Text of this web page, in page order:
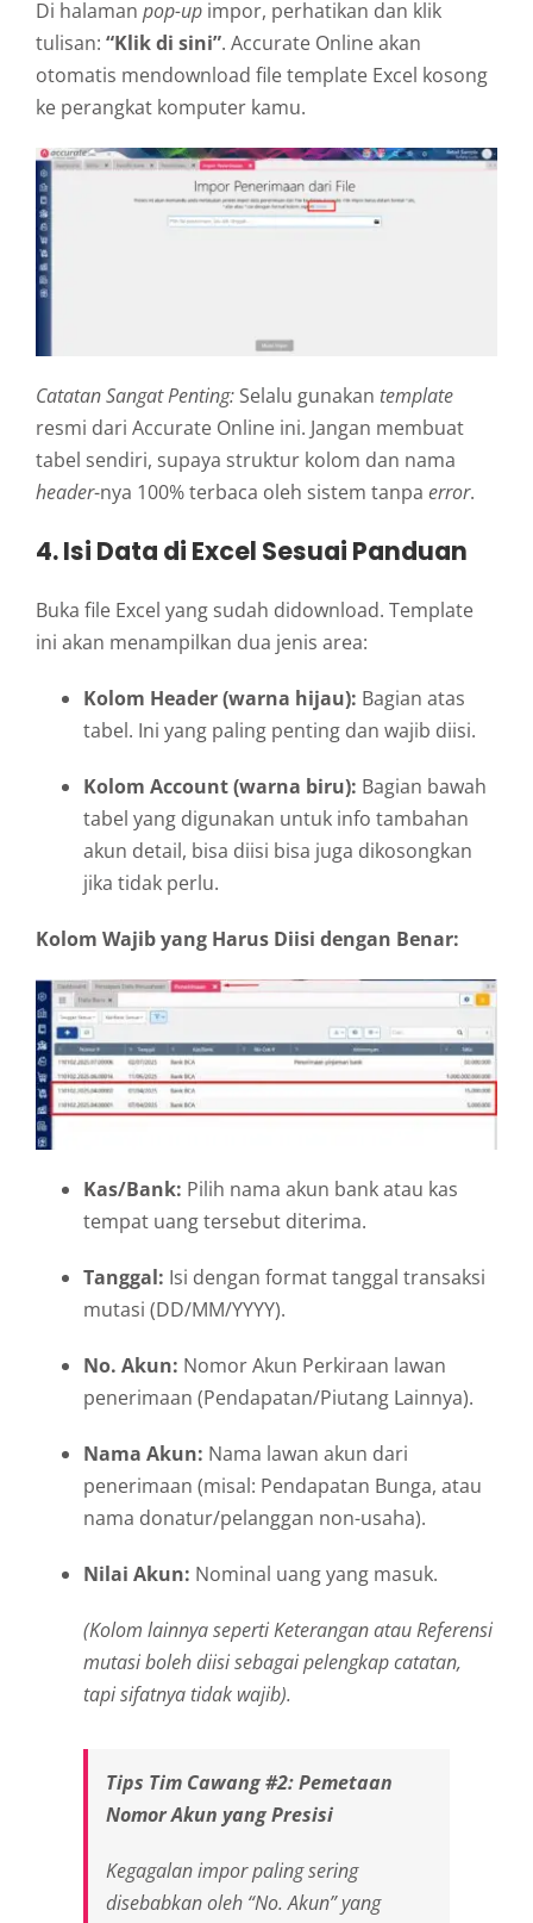
Di halaman pop-up impor, perhatikan dan klik
tulisan: “Klik di sini”. Accurate Online akan
otomatis mendownload file template Excel kosong
ke perangkat komputer kamu.
Catatan Sangat Penting: Selalu gunakan template
resmi dari Accurate Online ini. Jangan membuat
tabel sendiri, supaya struktur kolom dan nama
header-nya 100% terbaca oleh sistem tanpa error.
4. Isi Data di Excel Sesuai Panduan
Buka file Excel yang sudah didownload. Template
ini akan menampilkan dua jenis area:
Kolom Header (warna hijau): Bagian atas
tabel. Ini yang paling penting dan wajib diisi.
Kolom Account (warna biru): Bagian bawah
tabel yang digunakan untuk info tambahan
akun detail, bisa diisi bisa juga dikosongkan
jika tidak perlu.
Kolom Wajib yang Harus Diisi dengan Benar:
Kas/Bank: Pilih nama akun bank atau kas
tempat uang tersebut diterima.
Tanggal: Isi dengan format tanggal transaksi
mutasi (DD/MM/YYYY).
No. Akun: Nomor Akun Perkiraan lawan
penerimaan (Pendapatan/Piutang Lainnya).
Nama Akun: Nama lawan akun dari
penerimaan (misal: Pendapatan Bunga, atau
nama donatur/pelanggan non-usaha).
Nilai Akun: Nominal uang yang masuk.
(Kolom lainnya seperti Keterangan atau Referensi
mutasi boleh diisi sebagai pelengkap catatan,
tapi sifatnya tidak wajib).
Tips Tim Cawang #2: Pemetaan
Nomor Akun yang Presisi
Kegagalan impor paling sering
disebabkan oleh “No. Akun” yang